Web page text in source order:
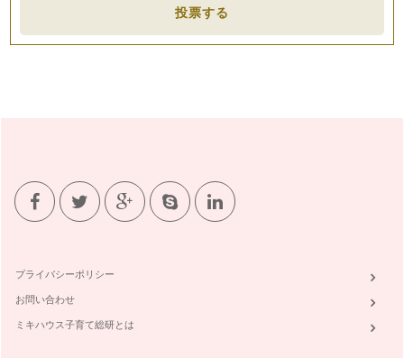
テンツがあり、お家でも野菜を育て、…
もっと食べ比べを楽しもう
前回の記事で、野菜果物の食べ比べの楽しさをお伝えしまし
た。自分の味覚に、正解、不正解はなく…
野菜や果物を食べ比べてみよう
野菜ぎらいを克服する前に、まず、そもそも野菜のどんなとこ
ろが苦手なのか？そしてどんなところ…
△ ☓ が〇になる。野菜ぎらい克服塾の発足
投票する
プライバシーポリシー
お問い合わせ
ミキハウス子育て総研とは